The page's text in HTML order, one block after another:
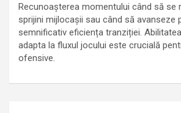
Recunoașterea momentului când să se
sprijini mijlocașii sau când să avanseze
semnificativ eficiența tranziției.
adapta la fluxul jocului este crucială
ofensive.